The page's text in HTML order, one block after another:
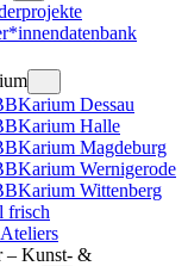
Dessau
Halle
Magdeburg
Wernigerode
Wittenberg
frisch
– Kunst- &